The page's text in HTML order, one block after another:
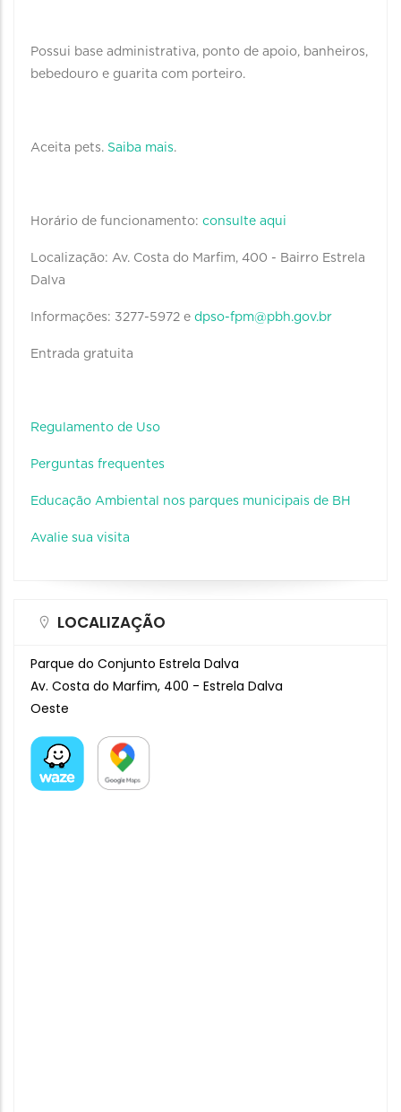
Possui base administrativa, ponto de apoio, banheiros,
bebedouro e guarita com porteiro.
Aceita pets. Saiba mais.
Horário de funcionamento: consulte aqui
Localização: Av. Costa do Marfim, 400 - Bairro Estrela
Dalva
Informações: 3277-5972 e dpso-fpm@pbh.gov.br
Entrada gratuita
Regulamento de Uso
Perguntas frequentes
Educação Ambiental nos parques municipais de BH
Avalie sua visita
LOCALIZAÇÃO
Parque do Conjunto Estrela Dalva
Av. Costa do Marfim, 400 - Estrela Dalva
Oeste